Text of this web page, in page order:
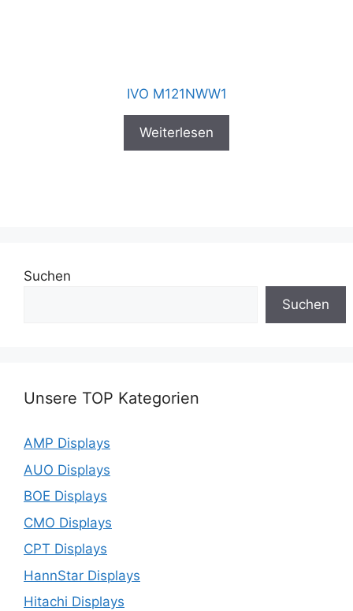
IVO M121NWW1
Weiterlesen
Suchen
Suchen
Unsere TOP Kategorien
AMP Displays
AUO Displays
BOE Displays
CMO Displays
CPT Displays
HannStar Displays
Hitachi Displays